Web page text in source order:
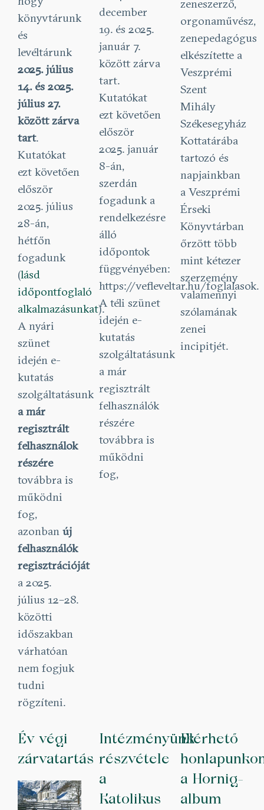
könyvtárunk
és
levéltárunk
2025. július
14. és 2025.
július 27.
között zárva
tart.
Kutatókat
ezt követően
először
2025. július
28-án,
hétfőn
fogadunk
(lásd
időpontfoglaló
alkalmazásunkat).
A nyári
szünet
idején e-
kutatás
szolgáltatásunk
a már
regisztrált
felhasználok
részére
továbbra is
működni
fog,
azonban új
felhasználók
regisztrációját
a 2025.
július 12–28.
közötti
időszakban
várhatóan
nem fogjuk
tudni
rögzíteni.
december
19. és 2025.
január 7.
között zárva
tart.
Kutatókat
ezt követően
először
2025. január
8-án,
szerdán
fogadunk a
rendelkezésre
álló
időpontok
függvényében:
https://vefleveltar.hu/foglalasok.
A téli szünet
idején e-
kutatás
szolgáltatásunk
a már
regisztrált
felhasználók
részére
továbbra is
működni
fog,
zeneszerző,
orgonaművész,
zenepedagógus
elkészítette a
Veszprémi
Szent
Mihály
Székesegyház
Kottatárába
tartozó és
napjainkban
a Veszprémi
Érseki
Könyvtárban
őrzött több
mint kétezer
szerzemény
valamennyi
szólamának
zenei
incipitjét.
Év végi
zárvatartás
Intézményünk
részvétele
a
Katolikus
Elérhető
a Hornig-
album